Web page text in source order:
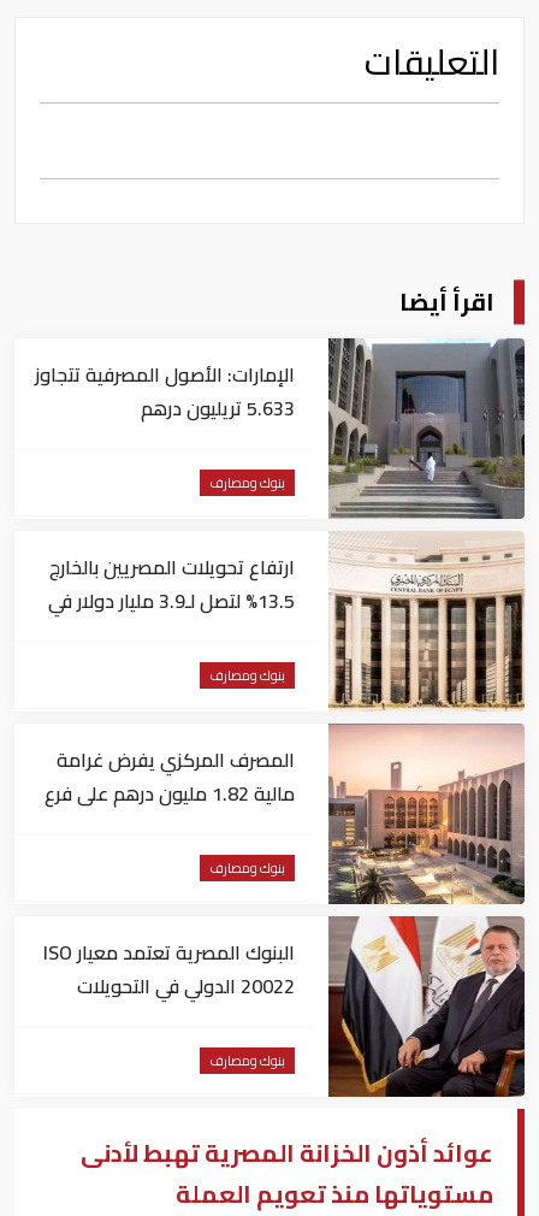
التعليقات
اقرأ أيضا
الإمارات: الأصول المصرفية تتجاوز
5.633 تريليون درهم
بنوك ومصارف
ارتفاع تحويلات المصريين بالخارج
13.5% لتصل لـ3.9 مليار دولار في
بنوك ومصارف
المصرف المركزي يفرض غرامة
مالية 1.82 مليون درهم على فرع
بنوك ومصارف
البنوك المصرية تعتمد معيار ISO
20022 الدولي في التحويلات
بنوك ومصارف
عوائد أذون الخزانة المصرية تهبط لأدنى
مستوياتها منذ تعويم العملة